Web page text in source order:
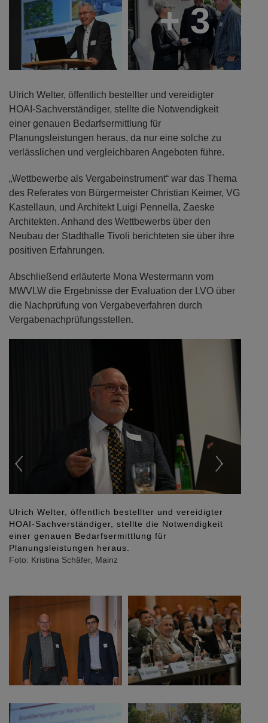
+ 3
Ulrich Welter, öffentlich bestellter und vereidigter
HOAI-Sachverständiger, stellte die Notwendigkeit
einer genauen Bedarfsermittlung für
Planungsleistungen heraus, da nur eine solche zu
verlässlichen und vergleichbaren Angeboten führe.
„Wettbewerbe als Vergabeinstrument“ war das Thema
des Referates von Bürgermeister Christian Keimer, VG
Kastellaun, und Architekt Luigi Pennella, Zaeske
Architekten. Anhand des Wettbewerbs über den
Neubau der Stadthalle Tivoli berichteten sie über ihre
positiven Erfahrungen.
Abschließend erläuterte Mona Westermann vom
MWVLW die Ergebnisse der Evaluation der LVO über
die Nachprüfung von Vergabeverfahren durch
Vergabenachprüfungsstellen.
Ulrich Welter, öffentlich bestellter und vereidigter
HOAI-Sachverständiger, stellte die Notwendigkeit
einer genauen Bedarfsermittlung für
Planungsleistungen heraus.
Foto: Kristina Schäfer, Mainz